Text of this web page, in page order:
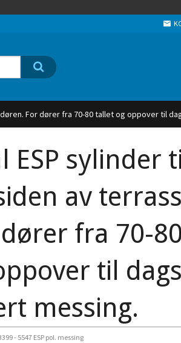
For dører fra 70-80 tallet og oppover til
ESP sylinder
av
fra 70-
til
messing.
- 5547 ESP pol. messing